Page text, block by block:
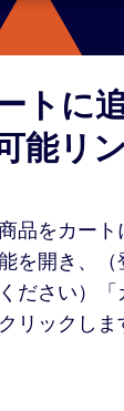
トに
能リ
品をカート
を開き、
ださい）「
リックしま